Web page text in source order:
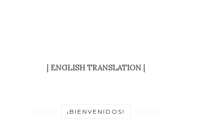
| ENGLISH TRANSLATION|
¡BIENVENIDOS!